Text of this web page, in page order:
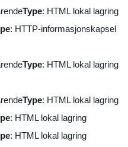
Type: HTML lokal lagring
: HTTP-informasjonskapsel
Type: HTML lokal lagring
Type: HTML lokal lagring
: HTML lokal lagring
: HTML lokal lagring